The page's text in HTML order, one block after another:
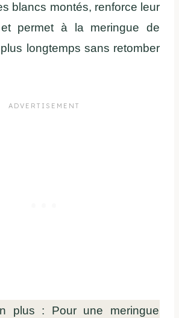
blancs montés, renforce leur
permet à la meringue de
longtemps sans retomber
plus : Pour une meringue